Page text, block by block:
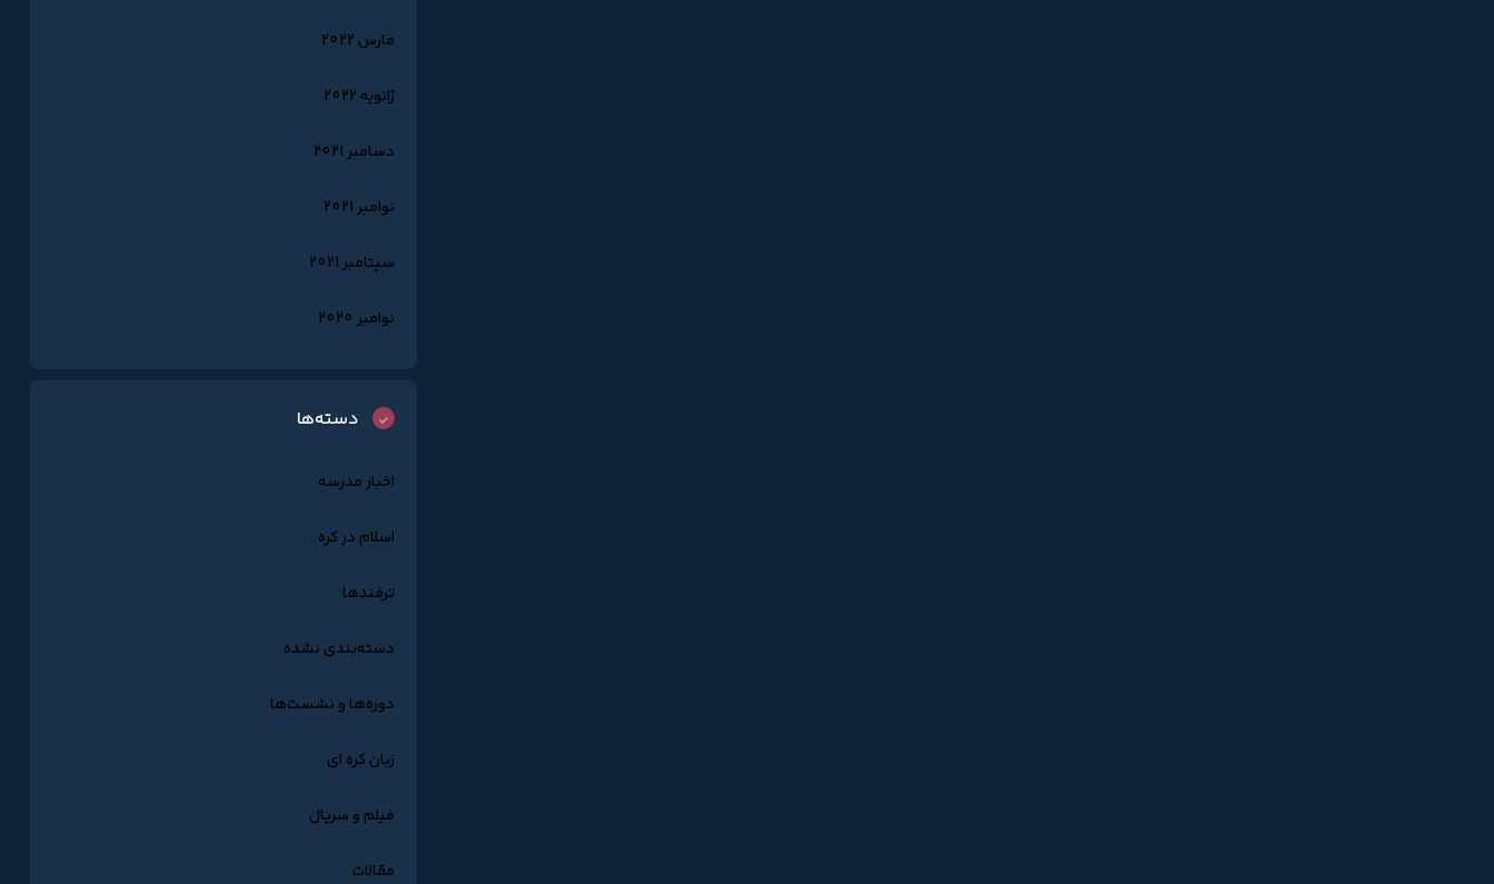
مارس 2022
ژانویه 2022
دسامبر 2021
نوامبر 2021
سپتامبر 2021
نوامبر 2020
دسته‌ها
اخبار مدرسه
اسلام در کره
ترفندها
دسته‌بندی نشده
دوره‌ها و نشست‌ها
زبان کره ای
فیلم و سریال
مقالات